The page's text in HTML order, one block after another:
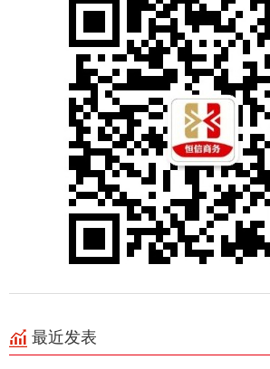
最近发表